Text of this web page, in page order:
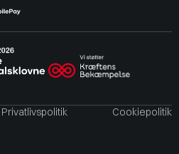
Privatlivspolitik
Cookiepolitik